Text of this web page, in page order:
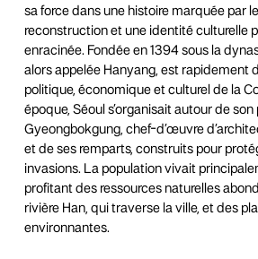
sa force dans une histoire marquée par
reconstruction et une identité culturelle
enracinée. Fondée en 1394 sous la
alors appelée Hanyang, est rapidement
politique, économique et culturel de la
époque, Séoul s’organisait autour de son
Gyeongbokgung, chef-d’œuvre
et de ses remparts, construits pour
invasions. La population vivait
profitant des ressources naturelles
rivière Han, qui traverse la ville, et des
environnantes.